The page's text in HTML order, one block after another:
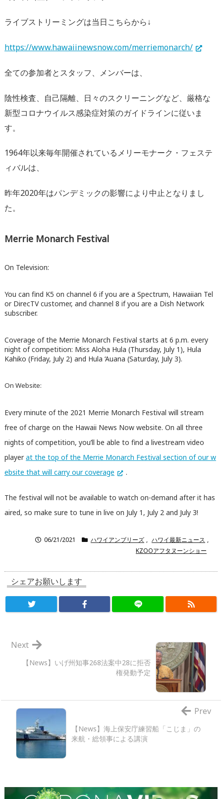
ライブストリーミングは当日こちらから↓
https://www.hawaiinewsnow.com/merriemonarch/
全ての参加者とスタッフ、メンバーは、
陰性検査、自己隔離、日々のスクリーニングなど、厳格な
新型コロナウイルス感染症対策のガイドラインに従いま
す。
1964年以来毎年開催されているメリーモナーク・フェステ
ィバルは、
昨年2020年はパンデミックの影響により中止となりまし
た。
Merrie Monarch Festival
On Television:
You can find K5 on channel 6 if you are a Spectrum, Hawaiian Tel
or DirecTV customer, and channel 8 if you are a Dish Network
subscriber.
Coverage of the Merrie Monarch Festival starts at 6 p.m. every
night of competition: Miss Aloha Hula (Thursday, July 1), Hula
Kahiko (Friday, July 2) and Hula ‘Auana (Saturday, July 3).
On Website:
Every minute of the 2021 Merrie Monarch Festival will stream
free of charge on the Hawaii News Now website. On all three
nights of competition, you’ll be able to find a livestream video
playerat the top of the Merrie Monarch Festival section of our w
ebsite that will carry our coverage
.
The festival will not be available to watch on-demand after it has
aired, so make sure to tune in live on July 1, July 2 and July 3!
06/21/2021 ハワイアンブリーズ , ハワイ最新ニュース ,
KZOOアフタヌーンショー
シェアお願いします
【News】いげ州知事268法案中28に拒否
権発動予定
Next
【News】海上保安庁練習船「こじま」の
来航・総領事による講演
Prev